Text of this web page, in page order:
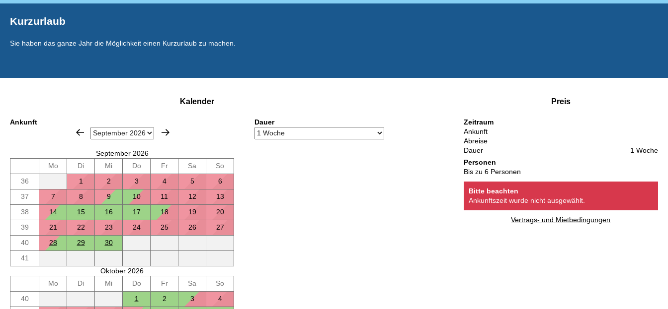
Kurzurlaub
Sie haben das ganze Jahr die Möglichkeit einen Kurzurlaub zu machen.
Kalender
Ankunft
September 2026
Mo
Di Mi Do Fr Sa
So
36
1 2 3 4 5
6
37
7 8 9 10 11 12
13
38
14 15 16 17 18 19
20
39
21 22 23 24 25 26
27
40
28 29
30
41
Oktober 2026
Mo
Di Mi Do Fr Sa
So
40
1 2 3 4
Dauer
Preis
Zeitraum
Ankunft
Abreise
Dauer
1 Woche
Personen
Bis zu 6 Personen
Bitte beachten
Ankunftszeit wurde nicht ausgewählt.
Vertrags- und Mietbedingungen